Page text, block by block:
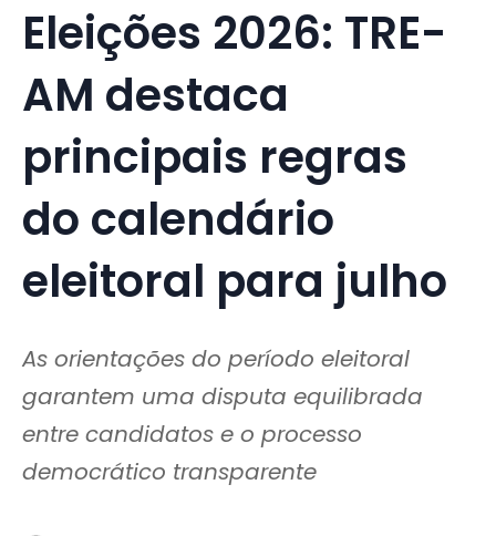
Eleições 2026: TRE-
AM destaca
principais regras
do calendário
eleitoral para julho
As orientações do período eleitoral
garantem uma disputa equilibrada
entre candidatos e o processo
democrático transparente